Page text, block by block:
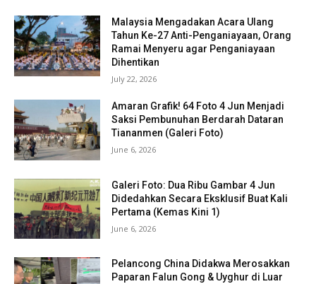
Malaysia Mengadakan Acara Ulang
Tahun Ke-27 Anti-Penganiayaan, Orang
Ramai Menyeru agar Penganiayaan
Dihentikan
July 22, 2026
Amaran Grafik! 64 Foto 4 Jun Menjadi
Saksi Pembunuhan Berdarah Dataran
Tiananmen (Galeri Foto)
June 6, 2026
Galeri Foto: Dua Ribu Gambar 4 Jun
Didedahkan Secara Eksklusif Buat Kali
Pertama (Kemas Kini 1)
June 6, 2026
Pelancong China Didakwa Merosakkan
Paparan Falun Gong & Uyghur di Luar